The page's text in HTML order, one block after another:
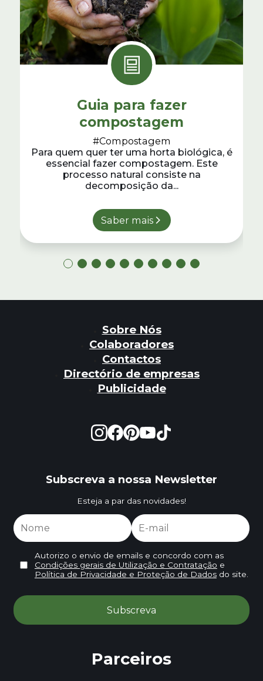
Guia para fazer
compostagem
#Compostagem
Para quem quer ter uma horta biológica, é
essencial fazer compostagem. Este
processo natural consiste na
decomposição da...
Saber mais
Sobre Nós
Colaboradores
Contactos
Directório de empresas
Publicidade
Subscreva a nossa Newsletter
Esteja a par das novidades!
Autorizo o envio de emails e concordo com as
Condições gerais de Utilização e Contratação e
Política de Privacidade e Proteção de Dadosdo site.
Parceiros